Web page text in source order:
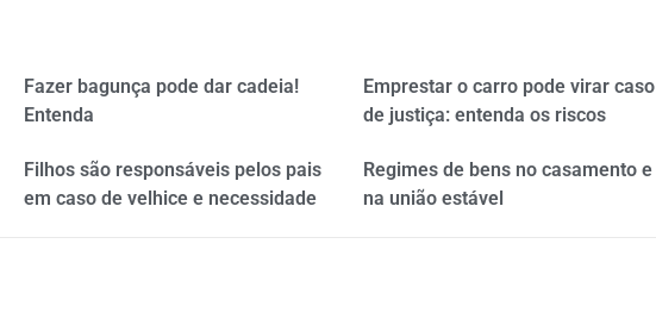
Fazer bagunça pode dar cadeia!
Entenda
Emprestar o carro pode virar caso
de justiça: entenda os riscos
Filhos são responsáveis pelos pais
em caso de velhice e necessidade
Regimes de bens no casamento e
na união estável